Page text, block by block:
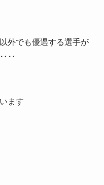
外でも優遇する選手が
‥‥
ます